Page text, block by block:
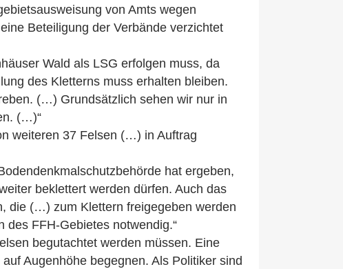
von Amts wegen
Beteiligung der Verbände verzichtet
Wald als LSG erfolgen muss, da
des Kletterns muss erhalten bleiben.
(…) Grundsätzlich sehen wir nur in
(…)“
weiteren 37 Felsen (…) in Auftrag
hat ergeben,
beklettert werden dürfen. Auch das
die (…) zum Klettern freigegeben werden
des FFH-Gebietes notwendig.“
begutachtet werden müssen. Eine
Augenhöhe begegnen. Als Politiker sind